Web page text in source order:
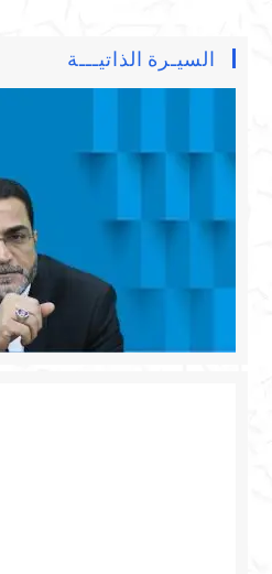
السيـرة الذاتيـــة